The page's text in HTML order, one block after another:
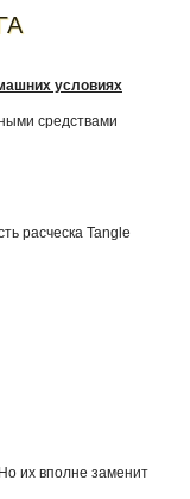
условиях
средствами
расческа Tangle
их вполне заменит